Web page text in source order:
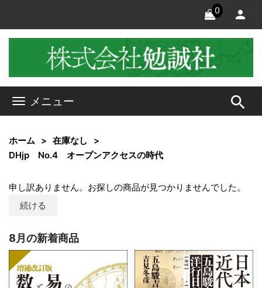
0
メニュー search
ホーム
在庫なし
DHjp No.4 オープンアクセスの時代
申し訳ありません。お探しの商品が見つかりませんでした。
続ける
8月の新着商品